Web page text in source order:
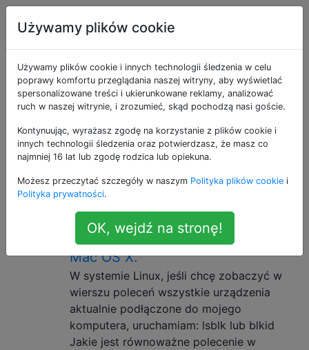
Apple Tagi
Pytania otagowane
jako hardware
Sprawy dotyczące fizycznych komponentów
komputerowych, obwodów i części, w
programowania komputerowego
Wyświetl listę wszystkich
podłączonych urządzeń, lsblk dla
Mac OS X.
W systemie Linux, jeśli chcę zobaczyć w
wierszu poleceń wszystkie urządzenia
aktualnie podłączone do mojego
komputera, uruchamiam: lsblk lub blkid
Jakie jest równoważne polecenie w
Używamy plików cookie
Używamy plików cookie i innych technologii śledzenia w celu
poprawy komfortu przeglądania naszej witryny, aby wyświetlać
spersonalizowane treści i ukierunkowane reklamy, analizować
ruch w naszej witrynie, i zrozumieć, skąd pochodzą nasi goście.
Kontynuując, wyrażasz zgodę na korzystanie z plików cookie i
innych technologii śledzenia oraz potwierdzasz, że masz co
najmniej 16 lat lub zgodę rodzica lub opiekuna.
Możesz przeczytać szczegóły w naszym Polityka plików cookie i
Polityka prywatności.
OK, wejdź na stronę!